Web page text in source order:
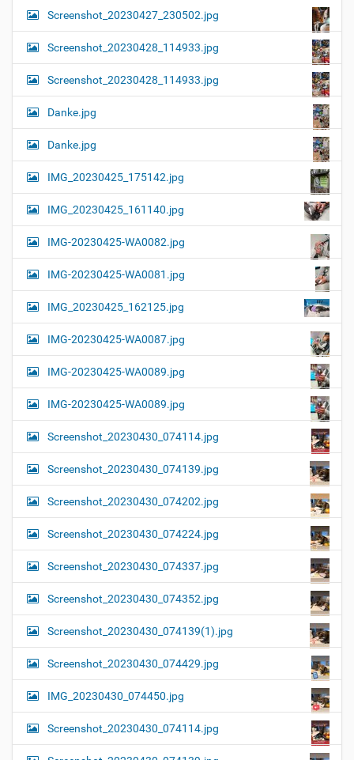
Screenshot_20230427_230502.jpg
Screenshot_20230428_114933.jpg
Screenshot_20230428_114933.jpg
Danke.jpg
Danke.jpg
IMG_20230425_175142.jpg
IMG_20230425_161140.jpg
IMG-20230425-WA0082.jpg
IMG-20230425-WA0081.jpg
IMG_20230425_162125.jpg
IMG-20230425-WA0087.jpg
IMG-20230425-WA0089.jpg
IMG-20230425-WA0089.jpg
Screenshot_20230430_074114.jpg
Screenshot_20230430_074139.jpg
Screenshot_20230430_074202.jpg
Screenshot_20230430_074224.jpg
Screenshot_20230430_074337.jpg
Screenshot_20230430_074352.jpg
Screenshot_20230430_074139(1).jpg
Screenshot_20230430_074429.jpg
IMG_20230430_074450.jpg
Screenshot_20230430_074114.jpg